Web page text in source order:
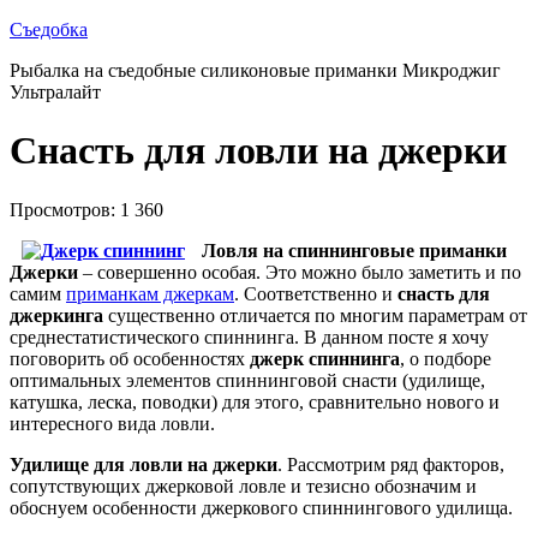
Съедобка
Рыбалка на съедобные силиконовые приманки Микроджиг
Ультралайт
Снасть для ловли на джерки
Просмотров: 1 360
Ловля на спиннинговые приманки
Джерки – совершенно особая. Это можно было заметить и по
самим приманкам джеркам. Соответственно и снасть для
джеркинга существенно отличается по многим параметрам от
среднестатистического спиннинга. В данном посте я хочу
поговорить об особенностях джерк спиннинга, о подборе
оптимальных элементов спиннинговой снасти (удилище,
катушка, леска, поводки) для этого, сравнительно нового и
интересного вида ловли.
Удилище для ловли на джерки. Рассмотрим ряд факторов,
сопутствующих джерковой ловле и тезисно обозначим и
обоснуем особенности джеркового спиннингового удилища.